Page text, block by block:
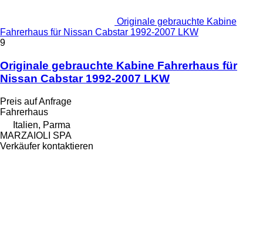
Originale gebrauchte Kabine
Fahrerhaus für Nissan Cabstar 1992-2007 LKW
9
Originale gebrauchte Kabine Fahrerhaus für
Nissan Cabstar 1992-2007 LKW
Preis auf Anfrage
Fahrerhaus
Italien, Parma
MARZAIOLI SPA
Verkäufer kontaktieren